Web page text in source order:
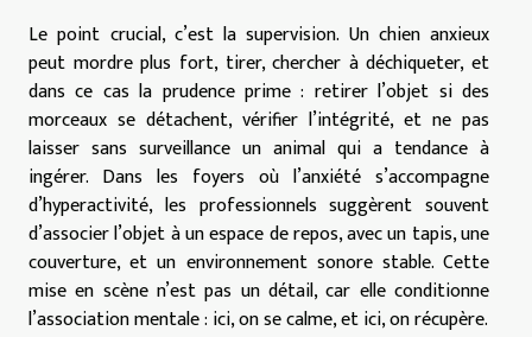
Le point crucial, c’est la supervision. Un chien anxieux
peut mordre plus fort, tirer, chercher à déchiqueter, et
dans ce cas la prudence prime : retirer l’objet si des
morceaux se détachent, vérifier l’intégrité, et ne pas
laisser sans surveillance un animal qui a tendance à
ingérer. Dans les foyers où l’anxiété s’accompagne
d’hyperactivité, les professionnels suggèrent souvent
d’associer l’objet à un espace de repos, avec un tapis, une
couverture, et un environnement sonore stable. Cette
mise en scène n’est pas un détail, car elle conditionne
l’association mentale : ici, on se calme, et ici, on récupère.